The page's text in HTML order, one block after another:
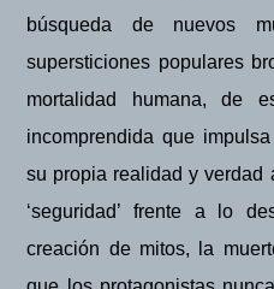
búsqueda de nuevos
supersticiones populares
mortalidad humana, de
incomprendida que
su propia realidad y verdad
‘seguridad’ frente a lo
creación de mitos, la